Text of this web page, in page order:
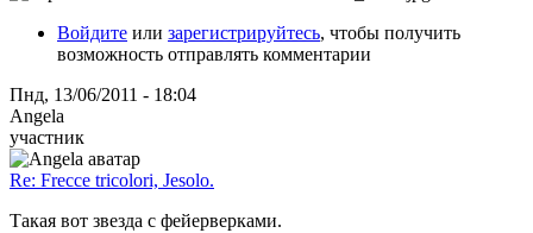
Войдите или зарегистрируйтесь, чтобы получить
возможность отправлять комментарии
Пнд, 13/06/2011 - 18:04
Angela
участник
Re: Frecce tricolori, Jesolo.
Такая вот звезда с фейерверками.